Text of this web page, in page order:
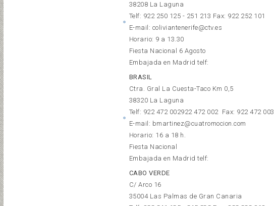
38208 La Laguna
Telf: 922 250 125 - 251 213 Fax: 922 252 101
E-mail: coliviantenerife@ctv.es
Horario: 9 a 13.30
Fiesta Nacional 6 Agosto
Embajada en Madrid telf:
BRASIL
Ctra. Gral La Cuesta-Taco Km 0,5
38320 La Laguna
Telf: 922 472 002922 472 002 Fax: 922 472 003
E-mail: bmartinez@cuatromocion.com
Horario: 16 a 18 h.
Fiesta Nacional
Embajada en Madrid telf:
CABO VERDE
C/ Arco 16
35004 Las Palmas de Gran Canaria